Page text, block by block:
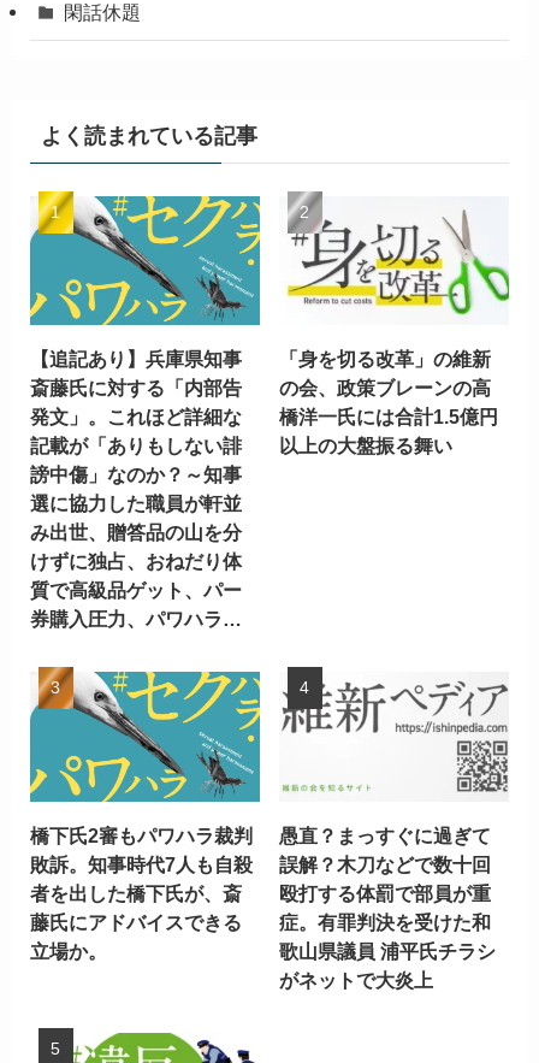
閑話休題
よく読まれている記事
【追記あり】兵庫県知事
斎藤氏に対する「内部告
発文」。これほど詳細な
記載が「ありもしない誹
謗中傷」なのか？～知事
選に協力した職員が軒並
み出世、贈答品の山を分
けずに独占、おねだり体
質で高級品ゲット、パー
券購入圧力、パワハラ…
「身を切る改革」の維新
の会、政策ブレーンの高
橋洋一氏には合計1.5億円
以上の大盤振る舞い
橋下氏2審もパワハラ裁判
敗訴。知事時代7人も自殺
者を出した橋下氏が、斎
藤氏にアドバイスできる
立場か。
愚直？まっすぐに過ぎて
誤解？木刀などで数十回
殴打する体罰で部員が重
症。有罪判決を受けた和
歌山県議員 浦平氏チラシ
がネットで大炎上